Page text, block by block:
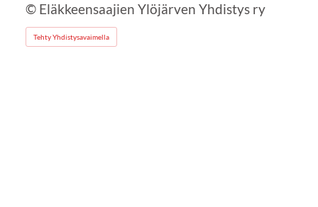
© Eläkkeensaajien Ylöjärven Yhdistys ry
Tehty Yhdistysavaimella